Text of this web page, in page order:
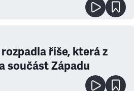
říše, která z
součást Západu